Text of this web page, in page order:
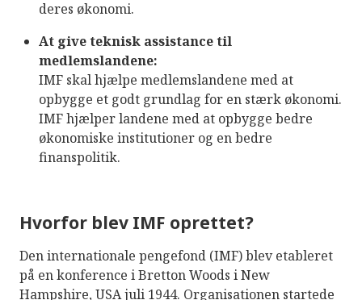
deres økonomi.
At give teknisk assistance til
medlemslandene:
IMF skal hjælpe medlemslandene med at
opbygge et godt grundlag for en stærk økonomi.
IMF hjælper landene med at opbygge bedre
økonomiske institutioner og en bedre
finanspolitik.
Hvorfor blev IMF oprettet?
Den internationale pengefond (IMF) blev etableret
på en konference i Bretton Woods i New
Hampshire, USA juli 1944. Organisationen startede